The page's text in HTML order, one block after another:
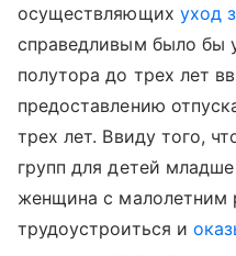
осуществляющих уход
справедливым было бы
полутора до трех лет
предоставлению
трех лет. Ввиду того,
групп для детей
женщина с малолетним
трудоустроиться и